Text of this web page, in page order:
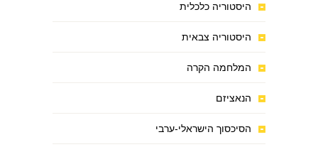
היסטוריה כלכלית
היסטוריה צבאית
המלחמה הקרה
הנאציזם
הסיכסוך הישראלי-ערבי